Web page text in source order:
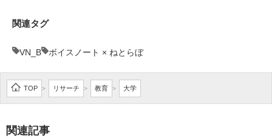
モノづくり技術者専門サイト
エレクトロニクス専門サイト
電子設計の基本と応用
エネルギーの専門メディア
建設×テクノロジーの最前線
関連タグ
VN_B ボイスノート × ねとらぼ
TOP > リサーチ > 教育 > 大学
関連記事